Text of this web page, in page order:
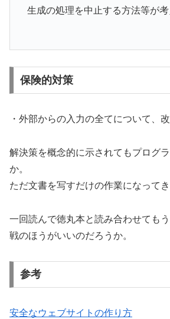
生成の処理を中止する方法等が考
保険的対策
・外部からの入力の全てについて、
解決策を概念的に示されてもプログ
か。
ただ文書を写すだけの作業になってき
一回読んで徳丸本と読み合わせても
戦のほうがいいのだろうか。
参考
安全なウェブサイトの作り方